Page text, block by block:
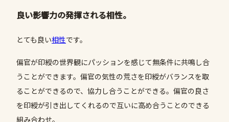
良い影響力の発揮される相性。
とても良い相性です。
偏官が印綬の世界観にパッションを感じて無条件に共鳴し合
うことができます。偏官の気性の荒さを印綬がバランスを取
ることができるので、協力し合うことができる。偏官の良さ
を印綬が引き出してくれるので互いに高め合うことのできる
組み合わせ。